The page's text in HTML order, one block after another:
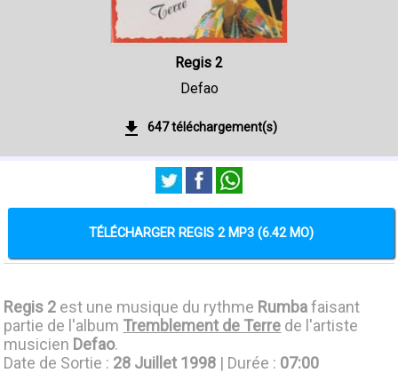
Regis 2
Defao
647 téléchargement(s)
TÉLÉCHARGER REGIS 2 MP3 (6.42 MO)
Regis 2 est une musique du rythme Rumbafaisant
partie de l'album Tremblement de Terre de l'artiste
musicien Defao.
Date de Sortie : 28 Juillet 1998 | Durée : 07:00